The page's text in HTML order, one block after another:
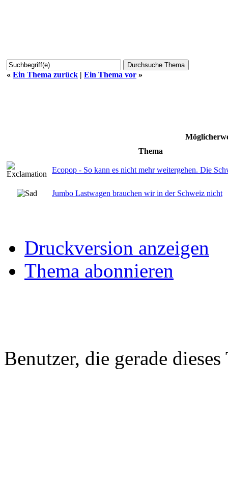
« Ein Thema zurück | Ein Thema vor »
Thema
Ecopop - So kann es nicht mehr weitergehen. Die
Jumbo Lastwagen brauchen wir in der Schweiz nicht
Druckversion anzeigen
Thema abonnieren
Benutzer, die gerade